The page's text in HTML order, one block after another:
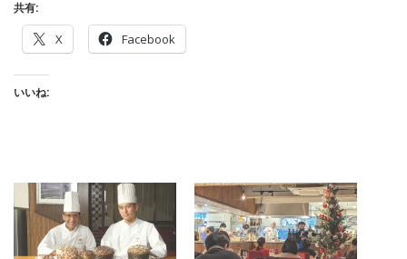
共有:
X Facebook
いいね: